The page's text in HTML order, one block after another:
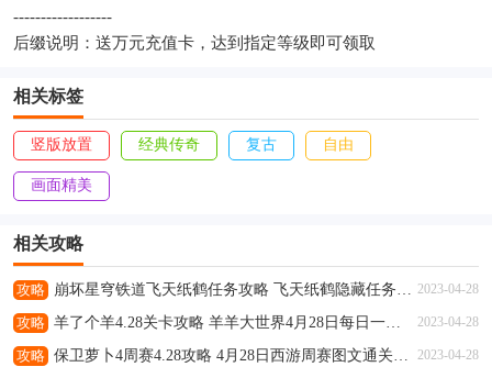
------------------
后缀说明：送万元充值卡，达到指定等级即可领取
相关标签
竖版放置 经典传奇 复古 自由
画面精美
相关攻略
攻略 2023-04-28
攻略 2023-04-28
攻略 2023-04-28